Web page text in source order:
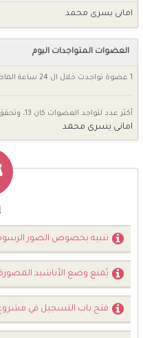
امانى يسرى محمد
العضوات المتواجدات اليوم
1 عضوة تواجدت خلال ال 24 ساعة الماضية
أكثر عدد لتواجد العضوات كان 13، وتحقق
امانى يسرى محمد
تنبيه بخصوص الصور
يُمنع وضع الأناشيد المصورة
فتح باب التسجيل في مشروع